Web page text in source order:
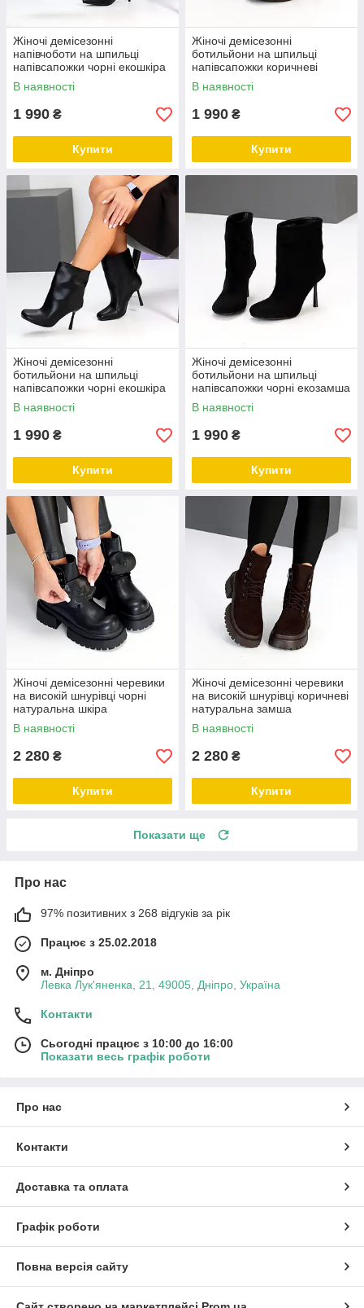
Жіночі демісезонні
напівчоботи на шпильці
напівсапожки чорні екошкіра
В наявності
1 990 ₴
Купити
Жіночі демісезонні
ботильйони на шпильці
напівсапожки коричневі
екошкіра
В наявності
1 990 ₴
Купити
Жіночі демісезонні
ботильйони на шпильці
напівсапожки чорні екошкіра
В наявності
1 990 ₴
Купити
Жіночі демісезонні
ботильйони на шпильці
напівсапожки чорні екозамша
В наявності
1 990 ₴
Купити
Жіночі демісезонні черевики
на високій шнурівці чорні
натуральна шкіра
В наявності
2 280 ₴
Купити
Жіночі демісезонні черевики
на високій шнурівці коричневі
натуральна замша
В наявності
2 280 ₴
Купити
Показати ще
Про нас
97% позитивних з 268 відгуків за рік
Працює з 25.02.2018
м. Дніпро
Левка Лук'яненка, 21, 49005, Дніпро, Україна
Контакти
Сьогодні працює з 10:00 до 16:00
Показати весь графік роботи
Про нас
Контакти
Доставка та оплата
Графік роботи
Повна версія сайту